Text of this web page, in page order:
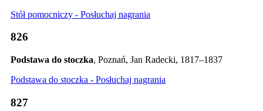
Stół pomocniczy - Posłuchaj nagrania
826
Podstawa do stoczka, Poznań, Jan Radecki, 1817–1837
Podstawa do stoczka - Posłuchaj nagrania
827